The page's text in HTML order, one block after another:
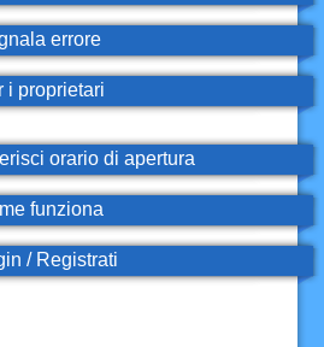
errore
i proprietari
orario di apertura
funziona
/ Registrati